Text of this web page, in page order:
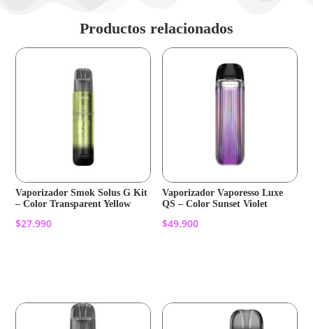
Productos relacionados
Vaporizador Smok Solus G Kit
– Color Transparent Yellow
$27.990
Vaporizador Vaporesso Luxe
QS – Color Sunset Violet
$49.900